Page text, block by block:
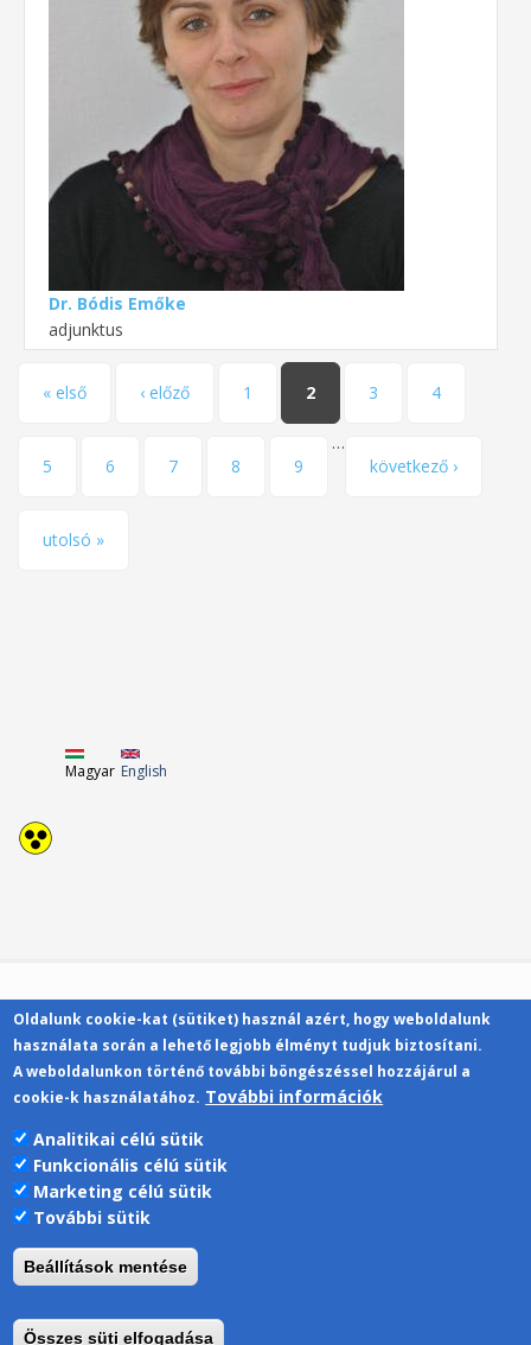
Dr. Bódis Emőke
adjunktus
Oldalak
« első ‹ előző 1 2 3 4
5 6 7 8 9
…
következő ›
utolsó »
Magyar English
Kapcsolat
Pécsi Tudományegyetem | Kancellária |
Informatikai Igazgatóság 2019.
Oldalunk cookie-kat (sütiket) használ azért, hogy weboldalunk
használata során a lehető legjobb élményt tudjuk biztosítani.
A weboldalunkon történő további böngészéssel hozzájárul a
cookie-k használatához. További információk
Analitikai célú sütik
Funkcionális célú sütik
Marketing célú sütik
További sütik
Beállítások mentése
Összes süti elfogadása